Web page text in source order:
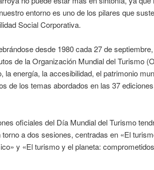
entorno es uno de los pilares que
Social Corporativa.
desde 1980 cada 27 de
de la Organización Mundial del Turismo
la energía, la accesibilidad, el patrimonio
de los temas abordados en las 37 ediciones
oficiales del Día Mundial del Turismo
a dos sesiones, centradas en «El
y «El turismo y el planeta: